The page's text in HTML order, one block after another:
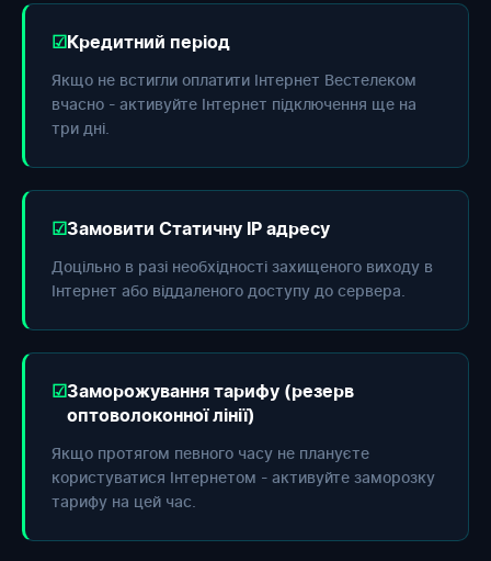
Кредитний період
Якщо не встигли оплатити Інтернет Вестелеком
вчасно - активуйте Інтернет підключення ще на
три дні.
Замовити Статичну IP адресу
Доцільно в разі необхідності захищеного виходу в
Інтернет або віддаленого доступу до сервера.
Заморожування тарифу (резерв
оптоволоконної лінії)
Якщо протягом певного часу не плануєте
користуватися Інтернетом - активуйте заморозку
тарифу на цей час.